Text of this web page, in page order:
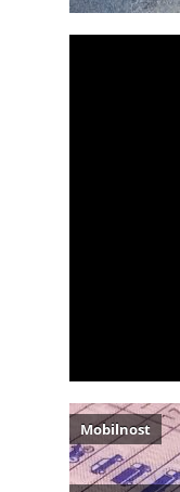
Mobilnost